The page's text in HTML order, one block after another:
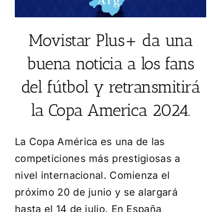
Movistar Plus+ da una
buena noticia a los fans
del fútbol y retransmitirá
la Copa America 2024.
La Copa América es una de las
competiciones más prestigiosas a
nivel internacional. Comienza el
próximo 20 de junio y se alargará
hasta el 14 de julio. En España,